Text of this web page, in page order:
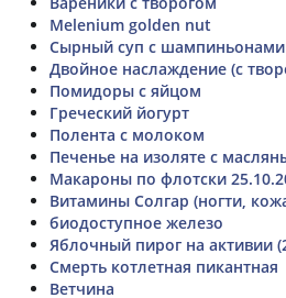
Melenium golden nut
Сырный суп с шампиньонами
Двойное наслаждение (с
Помидоры с яйцом
Греческий йогурт
Полента с молоком
Печенье на изоляте с
Макароны по флотски
Витамины Солгар (ногти,
биодоступное железо
Яблочный пирог на активии
Смерть котлетная пикантная
Ветчина